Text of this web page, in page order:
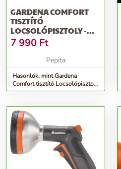
GARDENA COMFORT
TISZTÍTÓ
LOCSOLÓPISZTOLY -
SZÜRKE-NARANCS
7 990 Ft
Pepita
Hasonlók, mint Gardena
Comfort tisztító Locsolópisztoly
- szürke-narancs